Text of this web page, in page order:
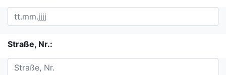
Straße, Nr.: